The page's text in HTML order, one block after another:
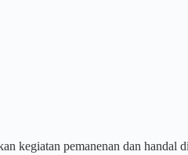
kegiatan pemanenan dan handal